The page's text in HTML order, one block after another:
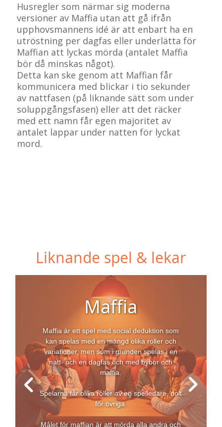
Husregler som närmar sig moderna
versioner av Maffia utan att gå ifrån
upphovsmannens idé är att enbart ha en
utröstning per dagfas eller underlätta för
Maffian att lyckas mörda (antalet Maffia
bör då minskas något).
Detta kan ske genom att Maffian får
kommunicera med blickar i tio sekunder
av nattfasen (på liknande sätt som under
soluppgångsfasen) eller att det räcker
med ett namn får egen majoritet av
antalet lappar under natten för lyckat
mord.
Liknande spel & lekar
Maffia
Maffia är ett spel med social deduktion som
kan spelas med en mängd olika roller och
variationer, men som i grunden spelas i en
natt- och en dagfas och med bybor och
maffia.
Spelarna får olika roller av en spelledare, dolt
för övriga.
Målet för maffian är att mörda alla andra och